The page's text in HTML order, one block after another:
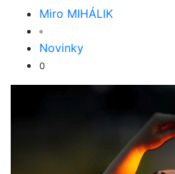
Miro MIHÁLIK
Novinky
0